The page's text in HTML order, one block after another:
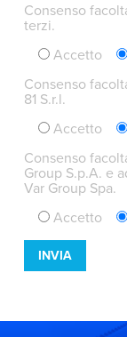
Consenso
terzi.
Accetto
Consenso
81 S.r.l.
Accetto
Consenso
Group S.p.A. e
Var Group Spa.
Accetto